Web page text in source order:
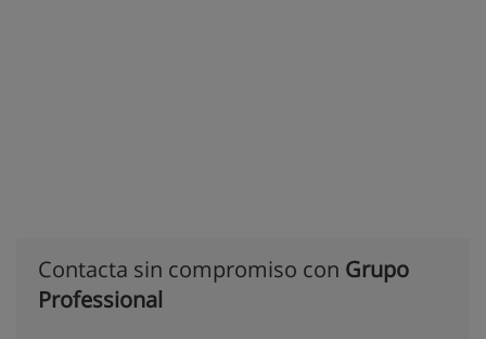
Contacta sin compromiso con Grupo
Professional